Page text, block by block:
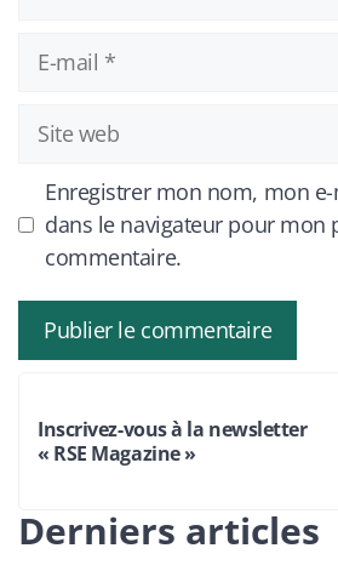
Site
Enregistrer mon nom, mon
dans le navigateur pour mon
commentaire.
Inscrivez-vous à la newsletter
« RSE Magazine »
Derniers articles